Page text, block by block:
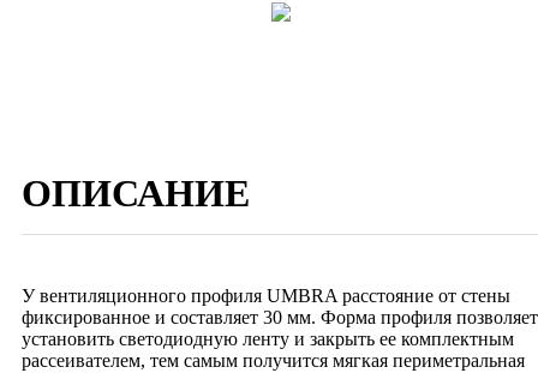
ОПИСАНИЕ
У вентиляционного профиля UMBRA расстояние от стены
фиксированное и составляет 30 мм. Форма профиля позволяет
установить светодиодную ленту и закрыть ее комплектным
рассеивателем, тем самым получится мягкая периметральная